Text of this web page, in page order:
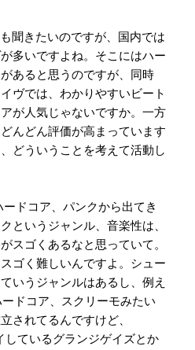
聞きたいのですが、国内では
多いですよね。そこにはハー
あると思うのですが、同時
ヴでは、わかりやすいビート
が人気じゃないですか。一方
んどん評価が高まっています
どういうことを考えて活動し
ドコア、パンクから出てき
というジャンル、音楽性は、
スゴくあるなと思っていて。
ゴく難しいんですよ。シュー
いうジャンルはあるし、例え
ドコア、スクリーモみたい
されてるんですけど、
しているグランジゲイズとか